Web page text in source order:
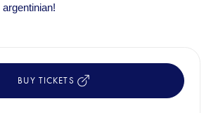
BUY TICKETS